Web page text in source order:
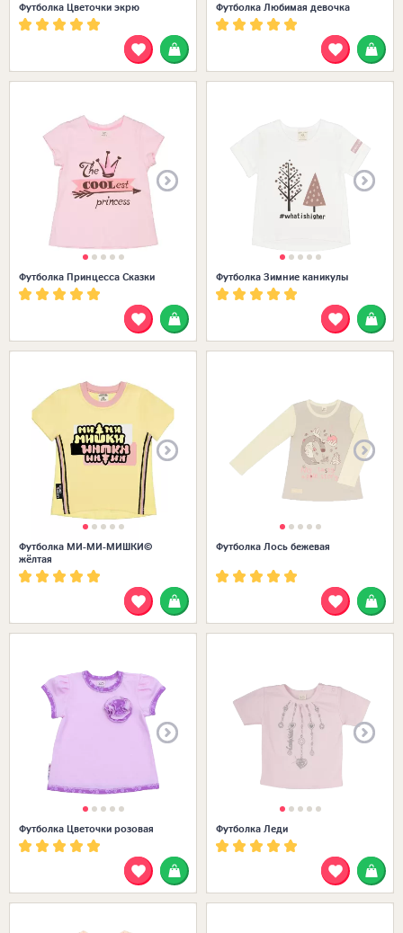
Футболка Цветочки экрю Футболка Любимая девочка
Футболка Принцесса Сказки Футболка Зимние каникулы
Футболка МИ-МИ-МИШКИ©
жёлтая
Футболка Лось бежевая
Футболка Цветочки розовая Футболка Леди